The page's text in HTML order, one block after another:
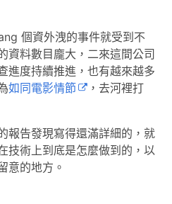
個資外洩的事件就受到不
資料數目龐大，二來這間公司
進度持續推進，也有越來越多
如同電影情節
，去河裡打
報告發現寫得還滿詳細的，就
技術上到底是怎麼做到的，以
意的地方。